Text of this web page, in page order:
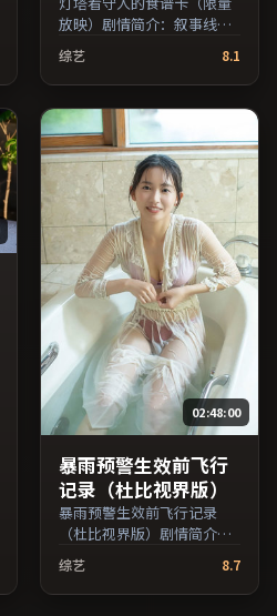
放映）剧情简介：叙事线索
在城市与乡野之间往返，亲
情线与友情线并行推进；由
娄烨执导，刘亦菲、吴京、
蒋雯丽等主演，韩国出品，
历史类型，2024年上映 /
2024年9月20日于韩国地区
院线首映，网络平台同步更
新片源。若你偏爱节奏不急
躁、人物立体的作品，值得
一看。（国产影视资源大全
免费条目索引，支持片名与
演员交叉检索。）
综艺 8.1
02:48:00
暴雨预警生效前飞行
记录（杜比视界版）
暴雨预警生效前飞行记录
（杜比视界版）剧情简介：
影片试图追问「归属」与
「告别」的主题，人物关系
在误会与和解中演进；由毕
综艺 8.7